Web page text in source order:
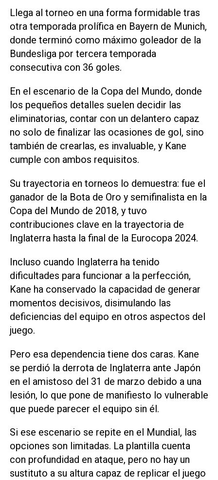
Llega al torneo en una ‌forma formidable tras
otra temporada prolífica en Bayern de Munich,
donde terminó ⁠como máximo goleador de la
Bundesliga por tercera temporada
consecutiva con 36 goles.
En el escenario de la Copa del Mundo, donde
los pequeños detalles suelen decidir las
eliminatorias, contar con un delantero capaz
no solo de finalizar las ocasiones de ​gol, sino
también ‌de crearlas, es invaluable, y Kane
cumple con ambos requisitos.
Su trayectoria en torneos lo demuestra: fue el
ganador de la Bota de Oro y semifinalista en la
Copa del Mundo de 2018, y tuvo
contribuciones clave en la trayectoria de
Inglaterra hasta la final de la ⁠Eurocopa 2024.
Incluso cuando Inglaterra ha tenido
dificultades para funcionar a la perfección,
Kane ha conservado la capacidad de generar
momentos decisivos, disimulando las
deficiencias del equipo en otros aspectos del
juego.
Pero esa dependencia tiene dos caras. Kane
se perdió la derrota de Inglaterra ante Japón
en el amistoso del 31 de marzo debido a una
lesión, lo que pone de manifiesto lo vulnerable
que puede parecer el equipo sin él.
Si ese escenario ‌se repite en el Mundial, las
opciones son limitadas. La plantilla cuenta
con profundidad en ataque, pero no hay un
sustituto a su altura capaz de replicar el juego